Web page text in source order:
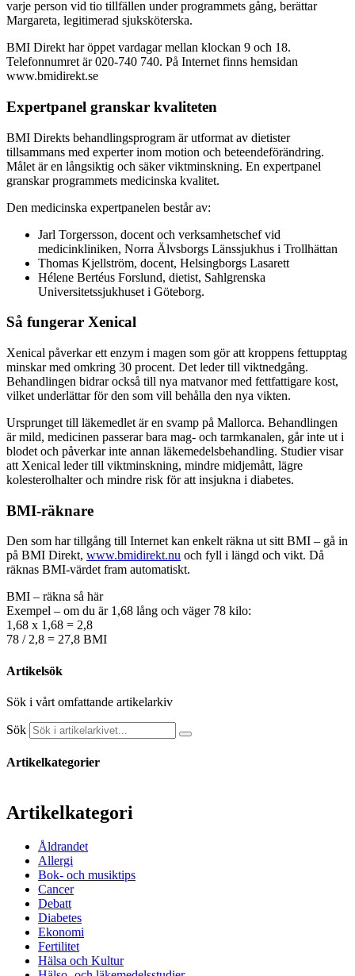
varje person vid tio tillfällen under programmets gång, berättar
Margareta, legitimerad sjuksköterska.
BMI Direkt har öppet vardagar mellan klockan 9 och 18.
Telefonnumret är 020-740 740. På Internet finns hemsidan
www.bmidirekt.se
Expertpanel granskar kvaliteten
BMI Direkts behandlingsprogram är utformat av dietister
tillsammans med experter inom motion och beteendeförändring.
Målet är en långsiktig och säker viktminskning. En expertpanel
granskar programmets medicinska kvalitet.
Den medicinska expertpanelen består av:
Jarl Torgersson, docent och verksamhetschef vid
medicinkliniken, Norra Älvsborgs Länssjukhus i Trollhättan
Thomas Kjellström, docent, Helsingborgs Lasarett
Hélene Bertéus Forslund, dietist, Sahlgrenska
Universitetssjukhuset i Göteborg.
Så fungerar Xenical
Xenical påverkar ett enzym i magen som gör att kroppens fettupptag
minskar med omkring 30 procent. Det leder till viktnedgång.
Behandlingen bidrar också till nya matvanor med fettfattigare kost,
vilket underlättar för den som vill behålla den nya vikten.
Ursprunget till läkemedlet är en svamp på Mallorca. Behandlingen
är mild, medicinen passerar bara mag- och tarmkanalen, går inte ut i
blodet och påverkar inte annan läkemedelsbehandling. Studier visar
att Xenical leder till viktminskning, mindre midjemått, lägre
kolesterolhalter och mindre risk för att insjukna i diabetes.
BMI-räknare
Den som har tillgång till Internet kan enkelt räkna ut sitt BMI – gå in
på BMI Direkt, www.bmidirekt.nu och fyll i längd och vikt. Då
räknas BMI-värdet fram automatiskt.
BMI – räkna så här
Exempel – om du är 1,68 lång och väger 78 kilo:
1,68 x 1,68 = 2,8
78 / 2,8 = 27,8 BMI
Artikelsök
Sök i vårt omfattande artikelarkiv
Sök
Artikelkategorier
Artikelkategori
Åldrandet
Allergi
Bok- och musiktips
Cancer
Debatt
Diabetes
Ekonomi
Fertilitet
Hälsa och Kultur